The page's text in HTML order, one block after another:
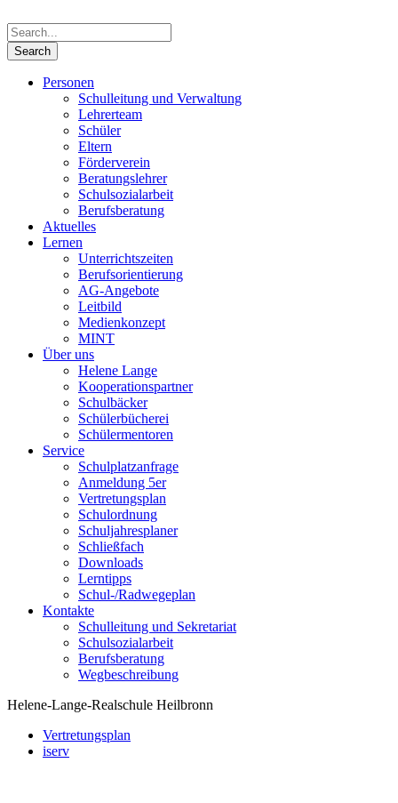
Personen
Schulleitung und Verwaltung
Lehrerteam
Schüler
Eltern
Förderverein
Beratungslehrer
Schulsozialarbeit
Berufsberatung
Aktuelles
Lernen
Unterrichtszeiten
Berufsorientierung
AG-Angebote
Leitbild
Medienkonzept
MINT
Über uns
Helene Lange
Kooperationspartner
Schulbäcker
Schülerbücherei
Schülermentoren
Service
Schulplatzanfrage
Anmeldung 5er
Vertretungsplan
Schulordnung
Schuljahresplaner
Schließfach
Downloads
Lerntipps
Schul-/Radwegeplan
Kontakte
Schulleitung und Sekretariat
Schulsozialarbeit
Berufsberatung
Wegbeschreibung
Helene-Lange-Realschule Heilbronn
Vertretungsplan
iserv